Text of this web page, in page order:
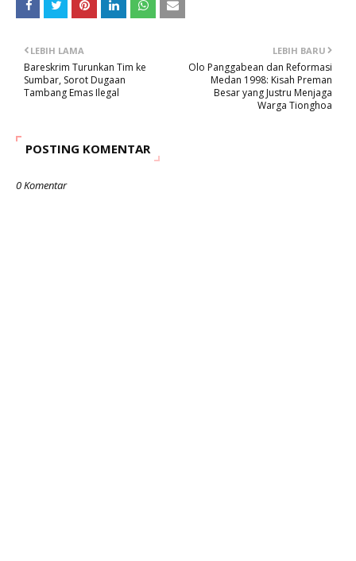
LEBIH BARU
Olo Panggabean dan Reformasi
Medan 1998: Kisah Preman
Besar yang Justru Menjaga
Warga Tionghoa
LEBIH LAMA
Bareskrim Turunkan Tim ke
Sumbar, Sorot Dugaan
Tambang Emas Ilegal
POSTING KOMENTAR
0 Komentar